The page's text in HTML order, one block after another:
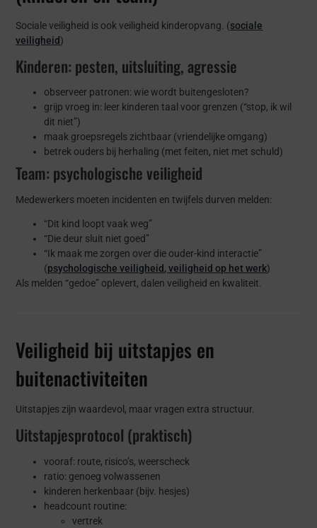
Sociale veiligheid is ook veiligheid kinderopvang. (sociale
veiligheid)
Kinderen: pesten, uitsluiting, agressie
observeer patronen: wie wordt buitengesloten?
grijp vroeg in: leer kinderen taal voor grenzen (“stop, ik wil
dit niet”)
maak groepsregels zichtbaar (vriendelijke omgang)
betrek ouders bij herhaling (met feiten, niet met schuld)
Team: psychologische veiligheid
Medewerkers moeten incidenten en twijfels durven melden:
“Dit kind loopt vaak weg”
“Die deur sluit niet goed”
“Ik maak me zorgen over die ouder-kind interactie”
(psychologische veiligheid , veiligheid op het werk)
Als melden “gedoe” oplevert, dalen veiligheid en kwaliteit.
Veiligheid bij uitstapjes en
buitenactiviteiten
Uitstapjes zijn waardevol, maar vragen extra structuur.
Uitstapjesprotocol (praktisch)
vooraf: route, risico’s, weerscheck
ratio: genoeg volwassenen
kinderen herkenbaar (bijv. hesjes)
headcount routine:
vertrek